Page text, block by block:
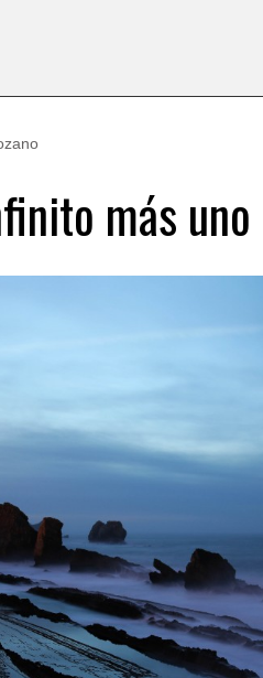
más uno